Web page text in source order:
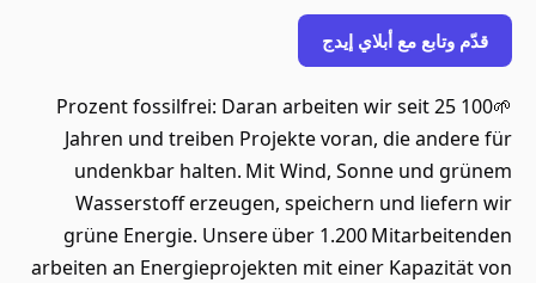
قدّم وتابع مع أبلاي إيدج
🌱100 Prozent fossilfrei: Daran arbeiten wir seit 25
Jahren und treiben Projekte voran, die andere für
undenkbar halten. Mit Wind, Sonne und grünem
Wasserstoff erzeugen, speichern und liefern wir
grüne Energie. Unsere über 1.200 Mitarbeitenden
arbeiten an Energieprojekten mit einer Kapazität von